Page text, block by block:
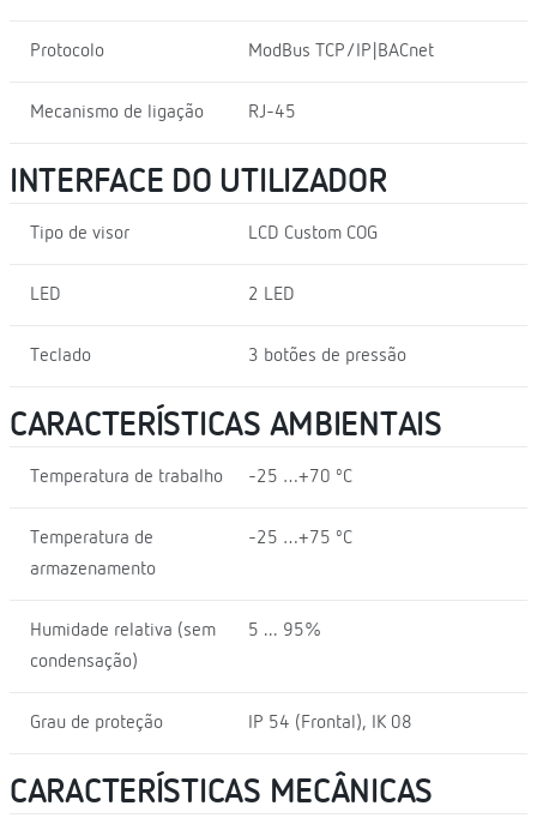
Protocolo ModBus TCP/IP|BACnet
Mecanismo de ligação RJ-45
INTERFACE DO UTILIZADOR
Tipo de visor LCD Custom COG
LED 2 LED
Teclado 3 botões de pressão
CARACTERÍSTICAS AMBIENTAIS
Temperatura de trabalho -25 …+70 ºC
Temperatura de
armazenamento
-25 …+75 ºC
Humidade relativa (sem
condensação)
5 ... 95%
Grau de proteção IP 54 (Frontal), IK 08
CARACTERÍSTICAS MECÂNICAS